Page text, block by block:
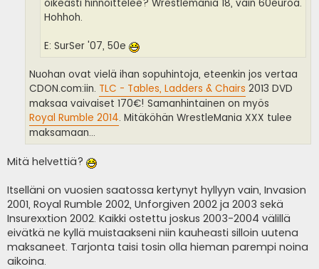
oikeasti hinnoittelee? Wrestlemania 18, vain 60euroa.
Hohhoh.
E: SurSer '07, 50e
Nuohan ovat vielä ihan sopuhintoja, eteenkin jos vertaa
CDON.com:iin. TLC - Tables, Ladders & Chairs 2013 DVD
maksaa vaivaiset 170€! Samanhintainen on myös
Royal Rumble 2014. Mitäköhän WrestleMania XXX tulee
maksamaan...
Mitä helvettiä?
Itselläni on vuosien saatossa kertynyt hyllyyn vain, Invasion
2001, Royal Rumble 2002, Unforgiven 2002 ja 2003 sekä
Insurexxtion 2002. Kaikki ostettu joskus 2003-2004 välillä
eivätkä ne kyllä muistaakseni niin kauheasti silloin uutena
maksaneet. Tarjonta taisi tosin olla hieman parempi noina
aikoina.